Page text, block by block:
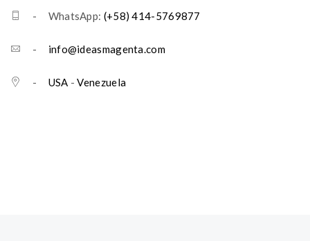
- WhatsApp: (+58) 414-5769877
- info@ideasmagenta.com
- USA -Venezuela